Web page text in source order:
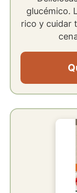
glucémico.
rico y cuidar